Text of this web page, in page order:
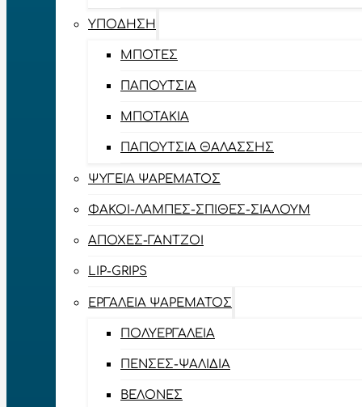
ΥΠΌΔΗΣΗ
ΜΠΌΤΕΣ
ΠΑΠΟΎΤΣΙΑ
ΜΠΟΤΆΚΙΑ
ΠΑΠΟΎΤΣΙΑ ΘΑΛΆΣΣΗΣ
ΨΥΓΕΊΑ ΨΑΡΈΜΑΤΟΣ
ΦΑΚΟΊ-ΛΆΜΠΕΣ-ΣΠΊΘΕΣ-ΣΊΑΛΟΥΜ
ΑΠΌΧΕΣ-ΓΆΝΤΖΟΙ
LIP-GRIPS
EΡΓΑΛΕΊΑ ΨΑΡΈΜΑΤΟΣ
ΠΟΛΥΕΡΓΑΛΕΊΑ
ΠΈΝΣΕΣ-ΨΑΛΊΔΙΑ
ΒΕΛΌΝΕΣ